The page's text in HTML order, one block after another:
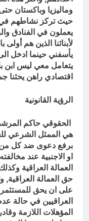
وماليزيا وباكستان
حيث تركز نشاطهم في
يعملون في الفنادق
لأبنائنا الذين هم
يأسفني حينما ادخل
يتعامل معي ليس ابن
اقتصادي راهن يحثنا
الرؤية القانونية
الحقوقي حاكم
هي الممثل الشرعي
برفع دعوى ضد كل من
او الاجنبية عند
العمالة العراقية
حق العمالة العراقية,
على ان يحق
العراقيين في حالة
المؤهلات اللازمة